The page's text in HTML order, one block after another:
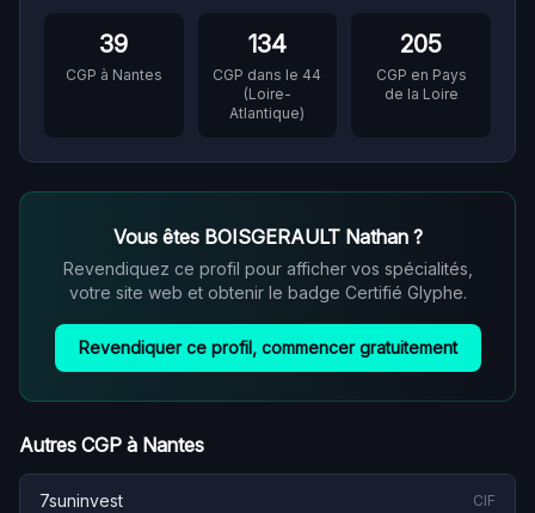
39
CGP à Nantes
134
CGP dans le 44
(Loire-
Atlantique)
205
CGP en Pays
de la Loire
Vous êtes BOISGERAULT Nathan?
Revendiquez ce profil pour afficher vos spécialités,
votre site web et obtenir le badge Certifié Glyphe.
Revendiquer ce profil, commencer gratuitement
Autres CGP à Nantes
7suninvest CIF